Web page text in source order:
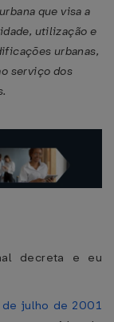
que visa a
utilização e
urbanas,
serviço dos
decreta e eu
de julho de 2001